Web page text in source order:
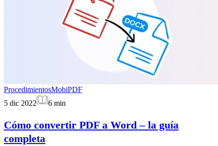
ProcedimientosMobiPDF
5 dic 2022
6 min
Cómo convertir PDF a Word – la guía
completa